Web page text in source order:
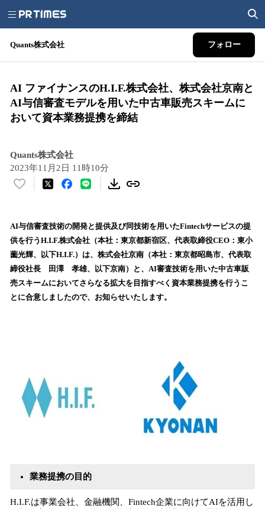
Quants株式会社 フォロー
AI ファイナンスのH.I.F.株式会社、株式会社京南と
AI与信審査モデルを用いた中古車販売スキームに
おいて資本業務提携を締結
Quants株式会社
2023年11月2日 11時10分
い
！
数
を
読
込
み
AI与信審査技術の開発と提供及び同技術を用いたFintechサービスの提
供を行うH.I.F.株式会社（本社：東京都新宿区、代表取締役CEO：東小
薗光輝、以下H.I.F.）は、株式会社京南（本社：東京都昭島市、代表取
締役社長 田澤 孝雄、以下京南）と、AI審査技術を用いた中古車販
売スキームにおいてさらなる拡大を目指すべく資本業務提携を行うこ
とに合意しましたので、お知らせいたします。
業務提携の目的
H.I.F.は事業会社、金融機関、Fintech企業に向けてAIを活用し